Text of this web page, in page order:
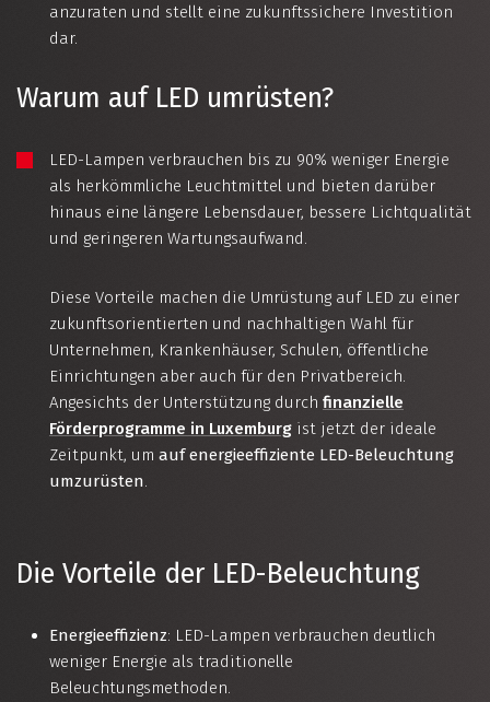
anzuraten und stellt eine zukunftssichere Investition
dar.
Warum auf LED umrüsten?
LED-Lampen verbrauchen bis zu 90% weniger Energie
als herkömmliche Leuchtmittel und bieten darüber
hinaus eine längere Lebensdauer, bessere Lichtqualität
und geringeren Wartungsaufwand.
Diese Vorteile machen die Umrüstung auf LED zu einer
zukunftsorientierten und nachhaltigen Wahl für
Unternehmen, Krankenhäuser, Schulen, öffentliche
Einrichtungen aber auch für den Privatbereich.
Angesichts der Unterstützung durch finanzielle
Förderprogramme in Luxemburg ist jetzt der ideale
Zeitpunkt, um auf energieeffiziente LED-Beleuchtung
umzurüsten.
Die Vorteile der LED-Beleuchtung
Energieeffizienz: LED-Lampen verbrauchen deutlich
weniger Energie als traditionelle
Beleuchtungsmethoden.